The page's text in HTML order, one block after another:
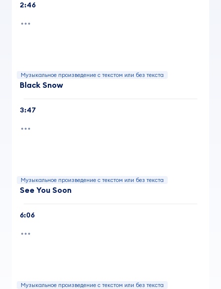
2:46
Музыкальное произведение с текстом или без текста
Black Snow
3:47
Музыкальное произведение с текстом или без текста
See You Soon
6:06
Музыкальное произведение с текстом или без текста